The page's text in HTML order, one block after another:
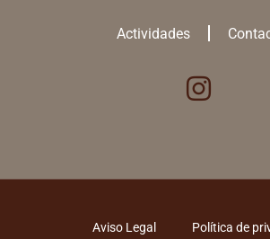
Actividades
Aviso Legal Política de
RECHAZAR